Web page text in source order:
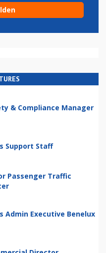
& Compliance Manager
Support Staff
Passenger Traffic
Admin Executive Benelux